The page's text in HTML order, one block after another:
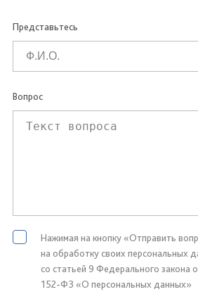
Представьтесь
Вопрос
Нажимая на кнопку «Отправить
на обработку своих персональных
со статьей 9 Федерального закона
152-ФЗ «О персональных данных»